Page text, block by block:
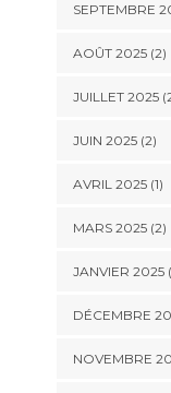
SEPTEMBRE
AOÛT 2025(2)
JUILLET 2025
JUIN 2025(2)
AVRIL 2025(1)
MARS 2025(2)
JANVIER 2025
DÉCEMBRE
NOVEMBRE